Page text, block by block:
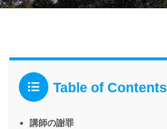
Table of Contents
講師の謝罪